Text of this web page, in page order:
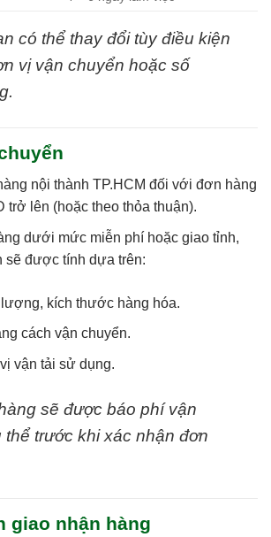
có thể thay đổi tùy điều kiện
vị vận chuyển hoặc số
nội thành TP.HCM đối với đơn hàng
trở lên (hoặc theo thỏa thuận).
dưới mức miễn phí hoặc giao tỉnh,
sẽ được tính dựa trên:
kích thước hàng hóa.
cách vận chuyển.
vận tải sử dụng.
sẽ được báo phí vận
thể trước khi xác nhận đơn
giao nhận hàng